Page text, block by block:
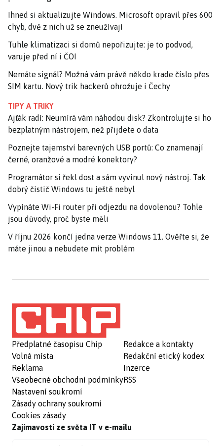
Ihned si aktualizujte Windows. Microsoft opravil přes 600
chyb, dvě z nich už se zneužívají
Tuhle klimatizaci si domů nepořizujte: je to podvod,
varuje před ní i ČOI
Nemáte signál? Možná vám právě někdo krade číslo přes
SIM kartu. Nový trik hackerů ohrožuje i Čechy
TIPY A TRIKY
Ajťák radí: Neumírá vám náhodou disk? Zkontrolujte si ho
bezplatným nástrojem, než přijdete o data
Poznejte tajemství barevných USB portů: Co znamenají
černé, oranžové a modré konektory?
Programátor si řekl dost a sám vyvinul nový nástroj. Tak
dobrý čistič Windows tu ještě nebyl
Vypínáte Wi-Fi router při odjezdu na dovolenou? Tohle
jsou důvody, proč byste měli
V říjnu 2026 končí jedna verze Windows 11. Ověřte si, že
máte jinou a nebudete mít problém
Předplatné časopisu Chip
Volná místa
Reklama
Všeobecné obchodní podmínky
Nastavení soukromí
Zásady ochrany soukromí
Cookies zásady
Redakce a kontakty
Redakční etický kodex
Inzerce
RSS
Zajímavosti ze světa IT v e-mailu